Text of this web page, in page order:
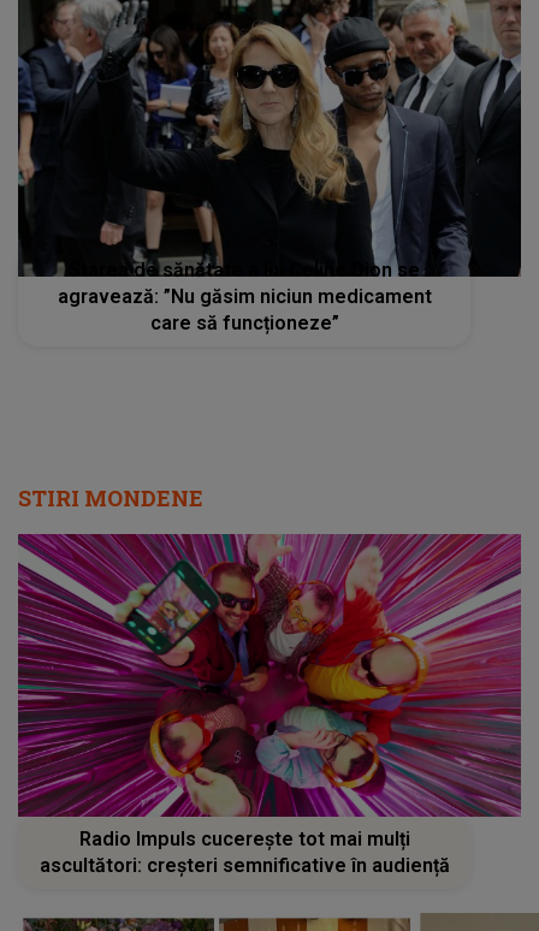
Starea de sănătate a lui Celine Dion se
agravează: ”Nu găsim niciun medicament
care să funcționeze”
STIRI MONDENE
Radio Impuls cucerește tot mai mulți
ascultători: creșteri semnificative în audiență